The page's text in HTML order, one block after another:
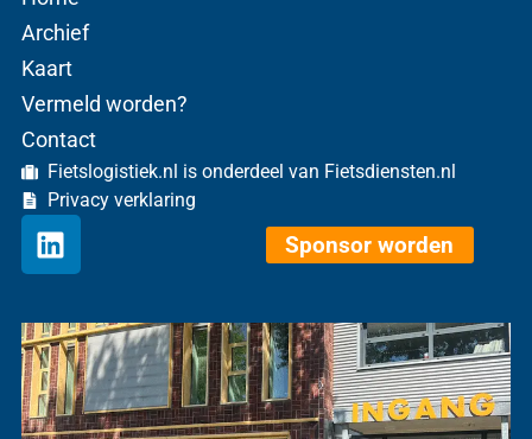
Archief
Kaart
Vermeld worden?
Contact
Fietslogistiek.nl is onderdeel van Fietsdiensten.nl
Privacy verklaring
Sponsor worden